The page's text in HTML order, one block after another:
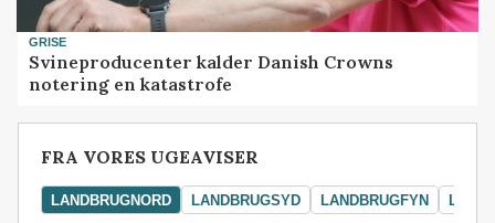
GRISE
Svineproducenter kalder Danish Crowns
notering en katastrofe
FRA VORES UGEAVISER
LANDBRUGNORD LANDBRUGSYD LANDBRUGFYN